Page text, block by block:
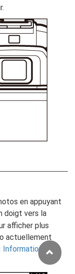
en appuyant
doigt vers la
afficher plus
actuellement
Informations sur